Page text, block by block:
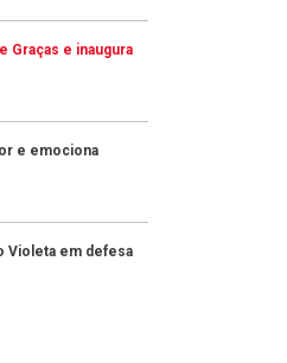
Graças e inaugura
e emociona
Violeta em defesa